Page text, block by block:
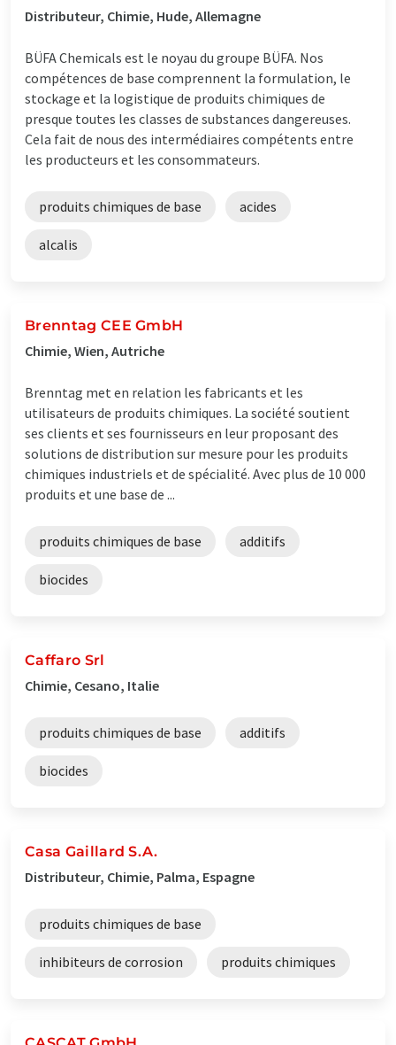
Distributeur, Chimie, Hude, Allemagne
BÜFA Chemicals est le noyau du groupe BÜFA. Nos
compétences de base comprennent la formulation, le
stockage et la logistique de produits chimiques de
presque toutes les classes de substances dangereuses.
Cela fait de nous des intermédiaires compétents entre
les producteurs et les consommateurs.
produits chimiques de base acides
alcalis
Brenntag CEE GmbH
Chimie, Wien, Autriche
Brenntag met en relation les fabricants et les
utilisateurs de produits chimiques. La société soutient
ses clients et ses fournisseurs en leur proposant des
solutions de distribution sur mesure pour les produits
chimiques industriels et de spécialité. Avec plus de 10 000
produits et une base de ...
produits chimiques de base additifs
biocides
Caffaro Srl
Chimie, Cesano, Italie
produits chimiques de base additifs
biocides
Casa Gaillard S.A.
Distributeur, Chimie, Palma, Espagne
produits chimiques de base
inhibiteurs de corrosion produits chimiques